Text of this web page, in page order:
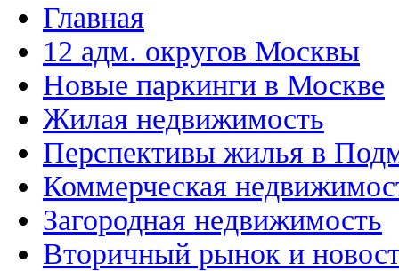
Главная
12 адм. округов Москвы
Новые паркинги в Москве
Жилая недвижимость
Перспективы жилья в
Коммерческая
Загородная недвижимость
Вторичный рынок и